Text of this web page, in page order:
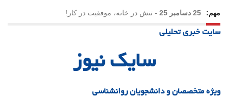
مهم: 25 دسامبر 25 - تنش در خانه، موفقیت در کار!
23 دسامبر 25
-یلدا؛ نماد تاب‌آوری اجتماعی در روزگار دشوار
سایت خبری تحلیلی
سایک نیوز
ویژه متخصصان و دانشجویان روانشناسی